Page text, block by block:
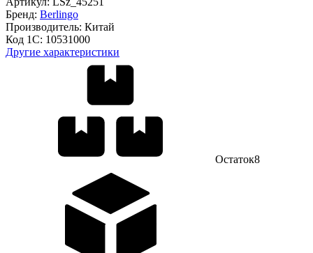
Бренд: Berlingo
Производитель: Китай
Код 1С: 10531000
Другие характеристики
Остаток8